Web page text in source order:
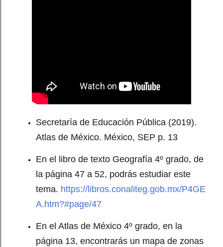
Secretaría de Educación Pública (2019).
Atlas de México. México, SEP p. 13
En el libro de texto Geografía 4º grado, de
la página 47 a 52, podrás estudiar este
tema. https://libros.conaliteg.gob.mx/P4GE
A.htm?#page/47
En el Atlas de México 4º grado, en la
página 13, encontrarás un mapa de zonas